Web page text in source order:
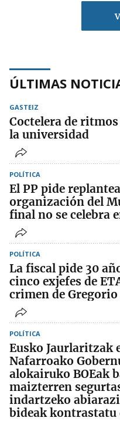
ÚLTIMAS
GASTEIZ
Coctelera de
la universidad
POLÍTICA
El PP pide
organización del
final no se celebra
POLÍTICA
La fiscal pide 30
cinco exjefes de
crimen de Gregorio
POLÍTICA
Eusko Jaurlaritzak
Nafarroako
alokairuko BOEak
maizterren
indartzeko
bideak